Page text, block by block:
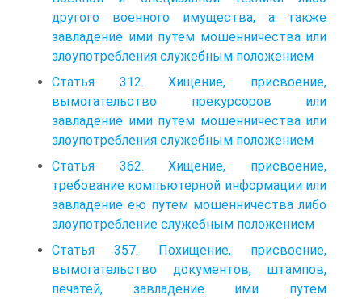
другого военного имущества, а также
завладение ими путем мошенничества или
злоупотребления служебным положением
Статья 312. Хищение, присвоение,
вымогательство прекурсоров или
завладение ими путем мошенничества или
злоупотребления служебным положением
Статья 362. Хищение, присвоение,
требование компьютерной информации или
завладение ею путем мошенничества либо
злоупотребление служебным положением
Статья 357. Похищение, присвоение,
вымогательство документов, штампов,
печатей, завладение ими путем